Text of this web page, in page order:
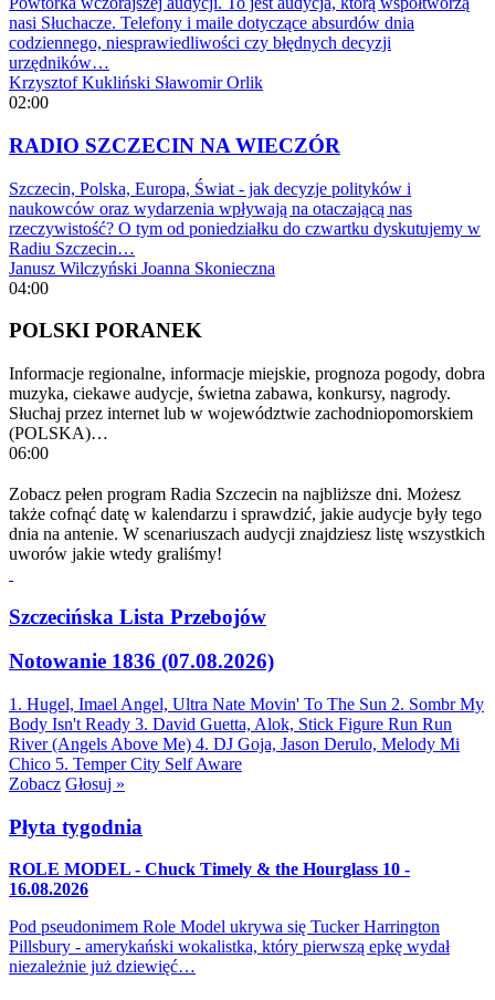
nasi Słuchacze. Telefony i maile dotyczące absurdów dnia
codziennego, niesprawiedliwości czy błędnych decyzji
urzędników…
Krzysztof Kukliński Sławomir Orlik
02:00
RADIO SZCZECIN NA WIECZÓR
Szczecin, Polska, Europa, Świat - jak decyzje polityków i
naukowców oraz wydarzenia wpływają na otaczającą nas
rzeczywistość? O tym od poniedziałku do czwartku dyskutujemy w
Radiu Szczecin…
Janusz Wilczyński Joanna Skonieczna
04:00
POLSKI PORANEK
Informacje regionalne, informacje miejskie, prognoza pogody, dobra
muzyka, ciekawe audycje, świetna zabawa, konkursy, nagrody.
Słuchaj przez internet lub w województwie zachodniopomorskiem
(POLSKA)…
06:00
Zobacz pełen program Radia Szczecin na najbliższe dni. Możesz
także cofnąć datę w kalendarzu i sprawdzić, jakie audycje były tego
dnia na antenie. W scenariuszach audycji znajdziesz listę wszystkich
uworów jakie wtedy graliśmy!
Szczecińska Lista Przebojów
Notowanie 1836 (07.08.2026)
1. Hugel, Imael Angel, Ultra Nate Movin' To The Sun 2. Sombr My
Body Isn't Ready 3. David Guetta, Alok, Stick Figure Run Run
River (Angels Above Me) 4. DJ Goja, Jason Derulo, Melody Mi
Chico 5. Temper City Self Aware
Zobacz Głosuj »
Płyta tygodnia
ROLE MODEL - Chuck Timely & the Hourglass 10 -
16.08.2026
Pod pseudonimem Role Model ukrywa się Tucker Harrington
Pillsbury - amerykański wokalistka, który pierwszą epkę wydał
niezależnie już dziewięć…